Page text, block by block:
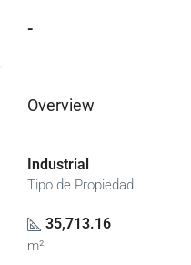
-
Overview
Industrial
Tipo de Propiedad
35,713.16
m²